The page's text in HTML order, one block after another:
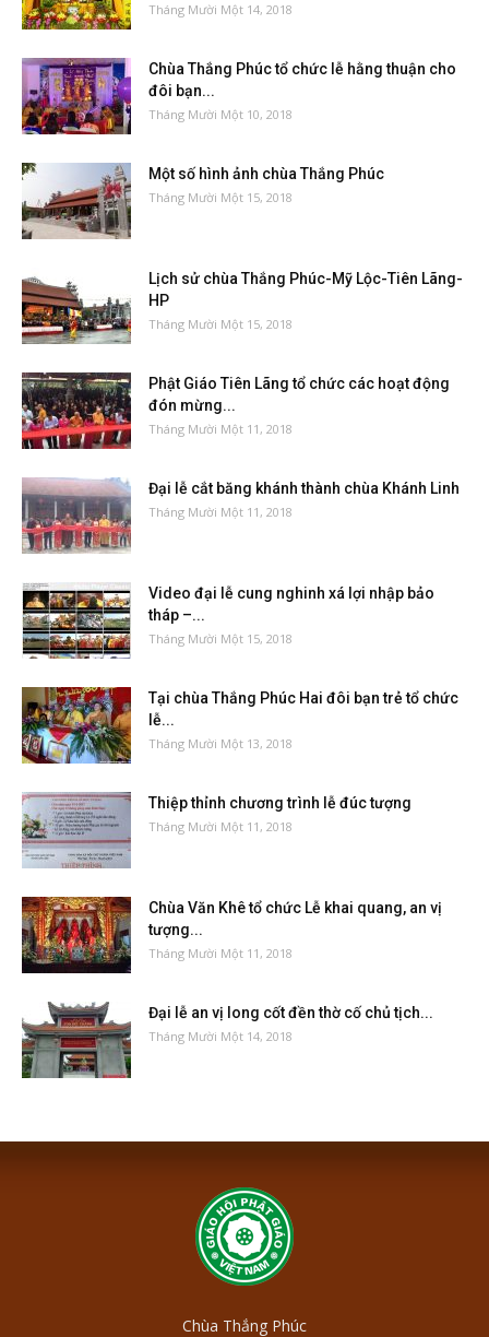
Tháng Mười Một 14, 2018
Chùa Thắng Phúc tổ chức lễ hằng thuận cho
đôi bạn...
Tháng Mười Một 10, 2018
Một số hình ảnh chùa Thắng Phúc
Tháng Mười Một 15, 2018
Lịch sử chùa Thắng Phúc-Mỹ Lộc-Tiên Lãng-
HP
Tháng Mười Một 15, 2018
Phật Giáo Tiên Lãng tổ chức các hoạt động
đón mừng...
Tháng Mười Một 11, 2018
Đại lễ cắt băng khánh thành chùa Khánh Linh
Tháng Mười Một 11, 2018
Video đại lễ cung nghinh xá lợi nhập bảo
tháp –...
Tháng Mười Một 15, 2018
Tại chùa Thắng Phúc Hai đôi bạn trẻ tổ chức
lễ...
Tháng Mười Một 13, 2018
Thiệp thỉnh chương trình lễ đúc tượng
Tháng Mười Một 11, 2018
Chùa Văn Khê tổ chức Lễ khai quang, an vị
tượng...
Tháng Mười Một 11, 2018
Đại lễ an vị long cốt đền thờ cố chủ tịch...
Tháng Mười Một 14, 2018
Chùa Thắng Phúc